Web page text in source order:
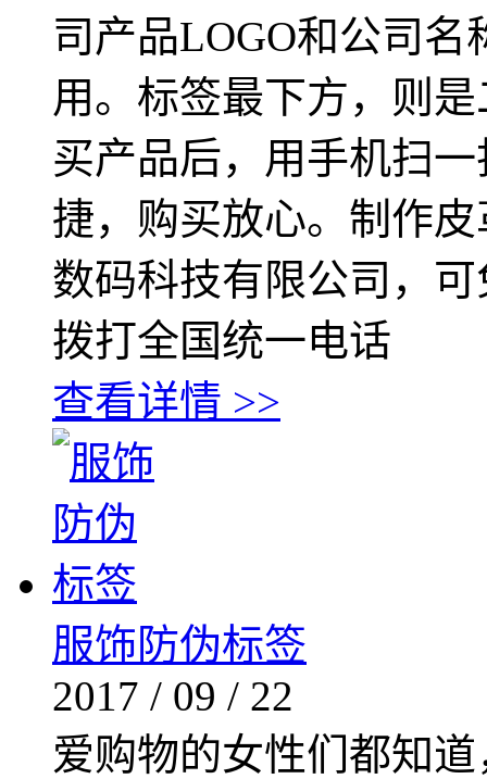
司产品LOGO和公司
用。标签最下方，则
买产品后，用手机扫
捷，购买放心。制作
数码科技有限公司，
拨打全国统一电话
查看详情 >>
服饰防伪标签
2017 / 09 / 22
爱购物的女性们都知